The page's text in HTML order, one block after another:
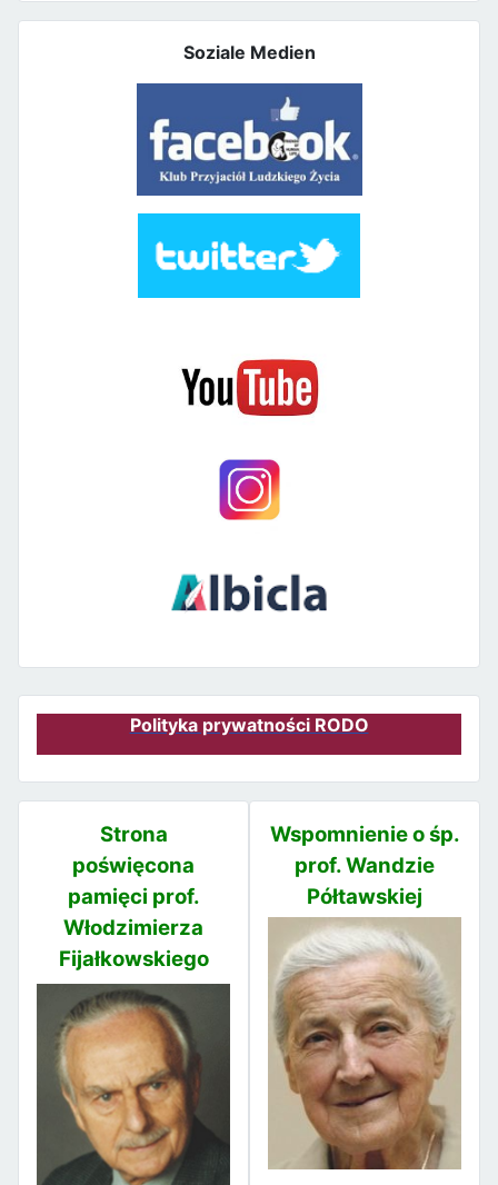
Soziale Medien
Polityka prywatności RODO
Strona
poświęcona
pamięci prof.
Włodzimierza
Fijałkowskiego
Wspomnienie o śp.
prof. Wandzie
Półtawskiej